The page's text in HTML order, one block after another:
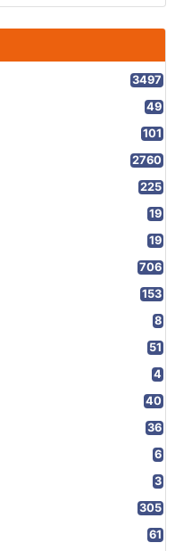
3497
49
101
2760
225
19
19
706
153
8
51
4
40
36
6
3
305
61